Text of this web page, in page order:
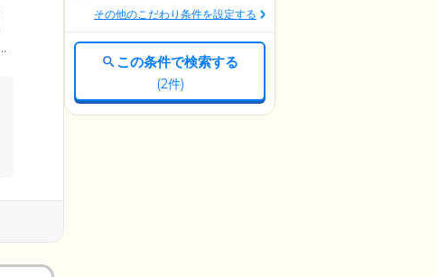
その他のこだわり条件を設定する
この条件で検索する
(2件)